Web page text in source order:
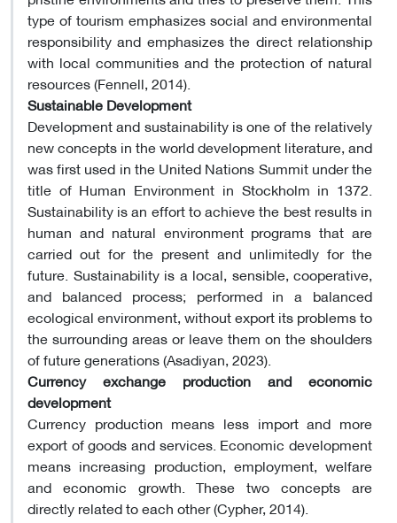
type of tourism emphasizes social and environmental
responsibility and emphasizes the direct relationship
with local communities and the protection of natural
resources (Fennell, 2014).
Sustainable Development
Development and sustainability is one of the relatively
new concepts in the world development literature, and
was first used in the United Nations Summit under the
title of Human Environment in Stockholm in 1372.
Sustainability is an effort to achieve the best results in
human and natural environment programs that are
carried out for the present and unlimitedly for the
future. Sustainability is a local, sensible, cooperative,
and balanced process; performed in a balanced
ecological environment, without export its problems to
the surrounding areas or leave them on the shoulders
of future generations (Asadiyan, 2023).
Currency exchange production and economic
development
Currency production means less import and more
export of goods and services. Economic development
means increasing production, employment, welfare
and economic growth. These two concepts are
directly related to each other (Cypher, 2014).